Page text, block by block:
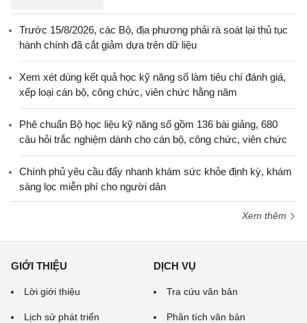
Trước 15/8/2026, các Bộ, địa phương phải rà soát lại thủ tục
hành chính đã cắt giảm dựa trên dữ liệu
Xem xét dùng kết quả học kỹ năng số làm tiêu chí đánh giá,
xếp loại cán bộ, công chức, viên chức hằng năm
Phê chuẩn Bộ học liệu kỹ năng số gồm 136 bài giảng, 680
câu hỏi trắc nghiệm dành cho cán bộ, công chức, viên chức
Chính phủ yêu cầu đẩy nhanh khám sức khỏe định kỳ, khám
sàng lọc miễn phí cho người dân
Xem thêm
GIỚI THIỆU
Lời giới thiệu
Lịch sử phát triển
DỊCH VỤ
Tra cứu văn bản
Phân tích văn bản